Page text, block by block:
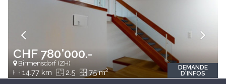
CHF 780'000.-
Birmensdorf (ZH)
14.77 km 2.5 75 m2
DEMANDE
D'INFOS